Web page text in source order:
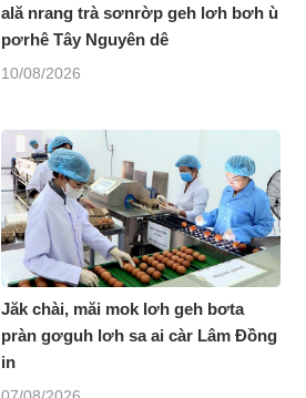
ală nrang trà sơnrờp geh lơh bơh ù
pơrhê Tây Nguyên dê
10/08/2026
Jăk chài, măi mok lơh geh bơta
pràn gơguh lơh sa ai càr Lâm Đồng
in